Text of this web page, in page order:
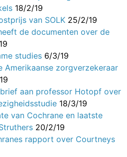
18/2/19
van SOLK 25/2/19
de documenten over de
studies 6/3/19
Amerikaanse zorgverzekeraar
aan professor Hotopf over
18/3/19
van Cochrane en laatste
20/2/19
rapport over Courtneys